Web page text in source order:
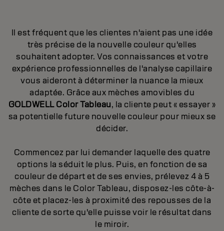
Il est fréquent que les clientes n'aient pas une idée
très précise de la nouvelle couleur qu'elles
souhaitent adopter. Vos connaissances et votre
expérience professionnelles de l'analyse capillaire
vous aideront à déterminer la nuance la mieux
adaptée. Grâce aux mèches amovibles du
GOLDWELL Color Tableau, la cliente peut « essayer »
sa potentielle future nouvelle couleur pour mieux se
décider.
Commencez par lui demander laquelle des quatre
options la séduit le plus. Puis, en fonction de sa
couleur de départ et de ses envies, prélevez 4 à 5
mèches dans le Color Tableau, disposez-les côte-à-
côte et placez-les à proximité des repousses de la
cliente de sorte qu'elle puisse voir le résultat dans
le miroir.